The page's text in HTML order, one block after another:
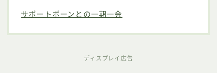
サポートポーンとの一期一会
ディスプレイ広告